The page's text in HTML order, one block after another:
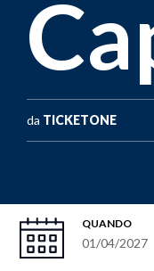
da TICKETONE
QUANDO
01/04/2027